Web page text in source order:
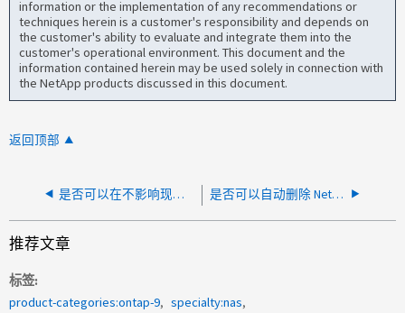
information or the implementation of any recommendations or
techniques herein is a customer's responsibility and depends on
the customer's ability to evaluate and integrate them into the
customer's operational environment. This document and the
information contained herein may be used solely in connection with
the NetApp products discussed in this document.
返回顶部
是否可以在不影响现有 DACL 条目的情况下向 SACL 添加条目 是否可以自动删除 NetApp 存储中超过 6 个月的数据
推荐文章
标签
product-categories:ontap-9
specialty:nas